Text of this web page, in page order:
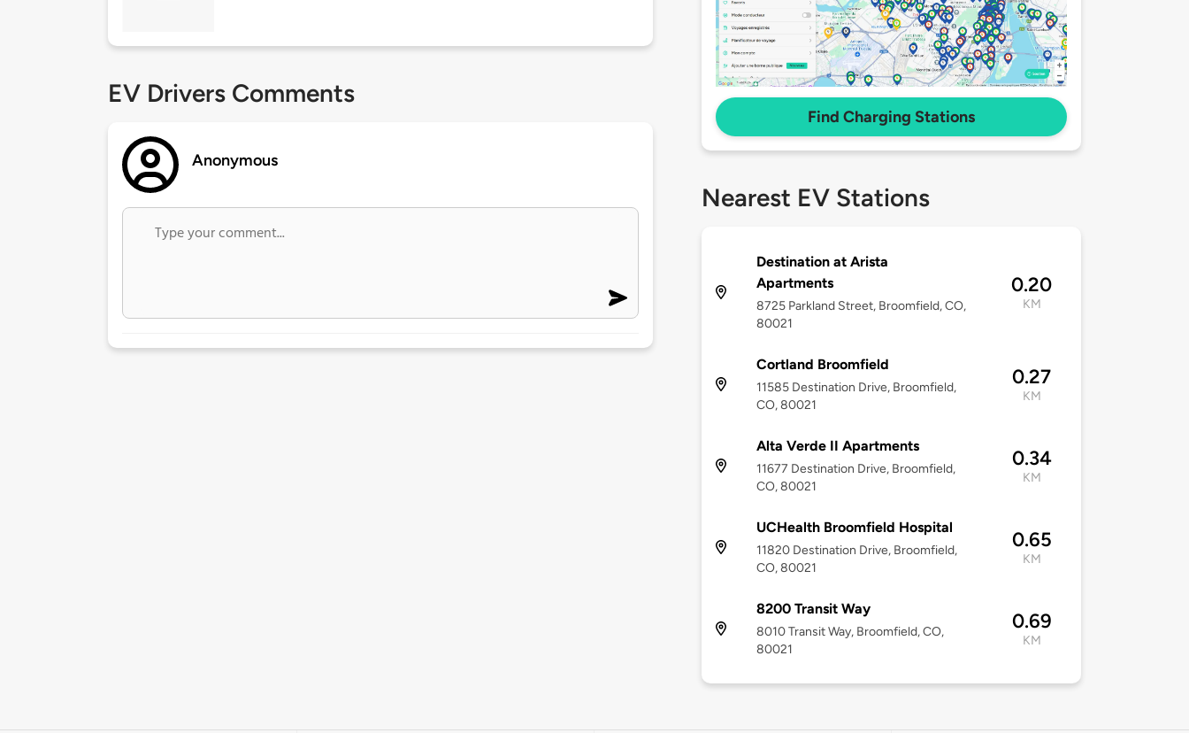
EV Drivers Comments
Anonymous
Find Charging Stations
Nearest EV Stations
Destination at Arista
Apartments
8725 Parkland Street, Broomfield, CO,
80021
0.20
KM
Cortland Broomfield
11585 Destination Drive, Broomfield,
CO, 80021
0.27
KM
Alta Verde II Apartments
11677 Destination Drive, Broomfield,
CO, 80021
0.34
KM
UCHealth Broomfield Hospital
11820 Destination Drive, Broomfield,
CO, 80021
0.65
KM
8200 Transit Way
8010 Transit Way, Broomfield, CO,
80021
0.69
KM